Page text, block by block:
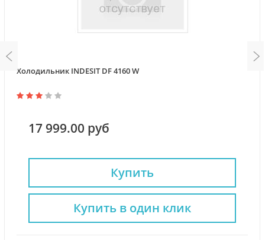
Холодильник INDESIT DF 4160 W
17 999.00 руб
Купить
Купить в один клик